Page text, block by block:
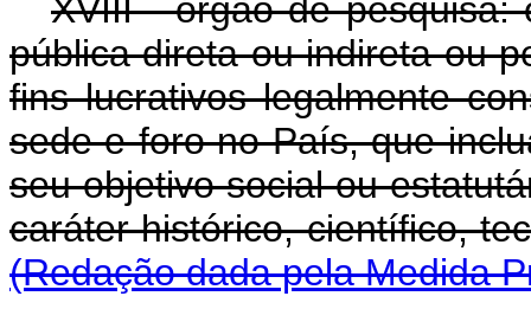
XVIII - órgão de pesquisa:
pública direta ou indireta ou
fins lucrativos legalmente
sede e foro no País, que
seu objetivo social ou
caráter histórico,
(Redação dada pela Medida